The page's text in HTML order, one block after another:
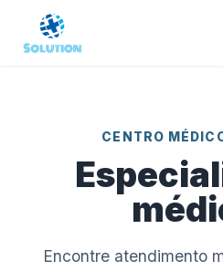
CENTRO
Encontre atendimento